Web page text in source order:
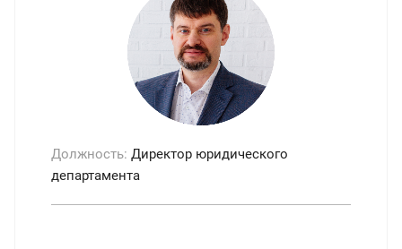
Должность: Директор юридического
департамента